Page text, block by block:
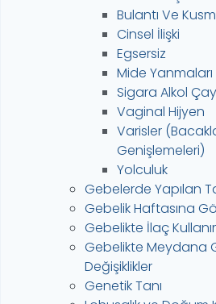
Bulantı Ve
Cinsel İlişki
Egsersiz
Mide Yanmaları
Sigara Alkol Çay
Vaginal Hijyen
Varisler
Genişlemeleri)
Yolculuk
Gebelerde Yapılan
Gebelik Haftasına
Gebelikte İlaç
Gebelikte Meydana
Değişiklikler
Genetik Tanı